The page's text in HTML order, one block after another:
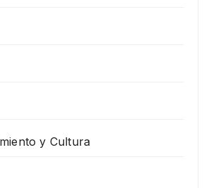
y Cultura